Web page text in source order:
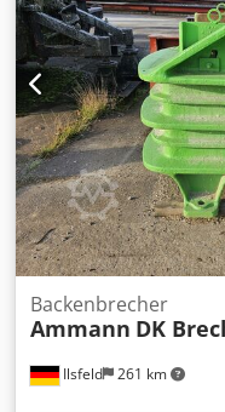
normale
AMMANN • Modell:
Diesel • Motortyp:
Betriebsgewicht: 190
Einsatzbereiche: •
Pflasterarbeiten •
Schotter • Gräben und
Zustand: Gebrauchte,
robuste und
Ilsfeld 261 km
Backenbrecher
Ammann DK